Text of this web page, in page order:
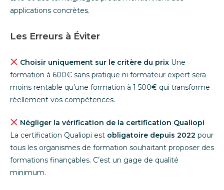
applications concrètes.
Les Erreurs à Éviter
Choisir uniquement sur le critère du prixUne
formation à 600€ sans pratique ni formateur expert sera
moins rentable qu’une formation à 1 500€ qui transforme
réellement vos compétences.
Négliger la vérification de la certification Qualiopi
La certification Qualiopi est obligatoire depuis 2022 pour
tous les organismes de formation souhaitant proposer des
formations finançables. C’est un gage de qualité
minimum.